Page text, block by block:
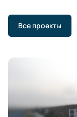
Все проекты